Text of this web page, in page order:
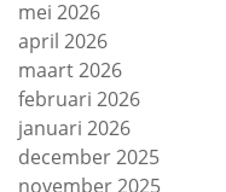
mei 2026
april 2026
maart 2026
februari 2026
januari 2026
december 2025
november 2025